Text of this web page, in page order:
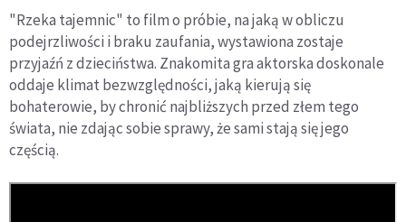
"Rzeka tajemnic" to film o próbie, na jaką w obliczu
podejrzliwości i braku zaufania, wystawiona zostaje
przyjaźń z dzieciństwa. Znakomita gra aktorska doskonale
oddaje klimat bezwzględności, jaką kierują się
bohaterowie, by chronić najbliższych przed złem tego
świata, nie zdając sobie sprawy, że sami stają się jego
częścią.